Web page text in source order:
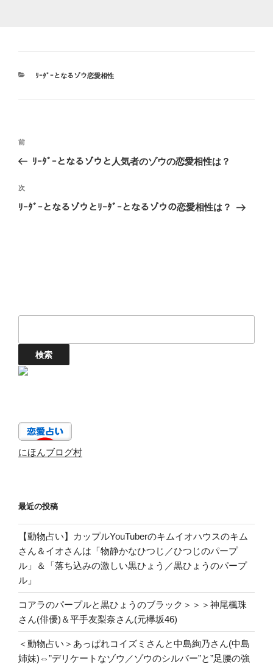
カ
ﾘｰﾀﾞｰとなるゾウ恋愛相性
投
ビ
ゲ
前
の
稿
前
ﾘｰﾀﾞｰとなるゾウと人気者のゾウの恋愛相性は？
次
の
次
ﾘｰﾀﾞｰとなるゾウとﾘｰﾀﾞｰとなるゾウの恋愛相性は？
にほんブログ村
最近の投稿
【動物占い】カップルYouTuberのキムイオハウスのキム
さん＆イオさんは「物静かなひつじ／ひつじのパープ
ル」＆「落ち込みの激しい黒ひょう／黒ひょうのパープ
ル」
コアラのパープルと黒ひょうのブラック＞＞＞神尾楓珠
さん(俳優)＆平手友梨奈さん(元欅坂46)
＜動物占い＞あっぱれコイズミさんと中島絢乃さん(中島
姉妹)⇔”デリケートなゾウ／ゾウのシルバー”と”足腰の強